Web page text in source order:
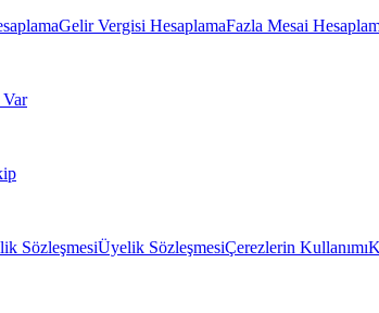
Gelir Vergisi HesaplamaFazla Mesai
SözleşmesiÜyelik SözleşmesiÇerezlerin Kullanımı